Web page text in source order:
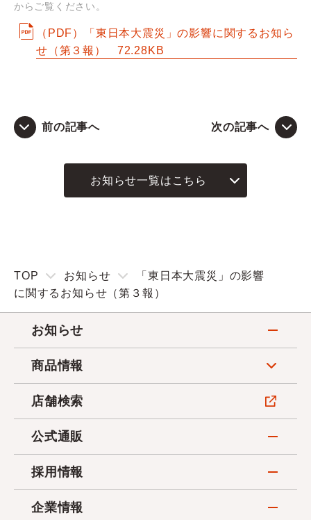
Q&A
お問い合わせ
からご覧ください。
（PDF）「東日本大震災」の影響に関するお知ら
せ（第３報）
72.28KB
前の記事へ 次の記事へ
お知らせ一覧はこちら
TOP お知らせ
「東日本大震災」の影響
に関するお知らせ（第３報）
お知らせ
商品情報
店舗検索
公式通販
採用情報
企業情報